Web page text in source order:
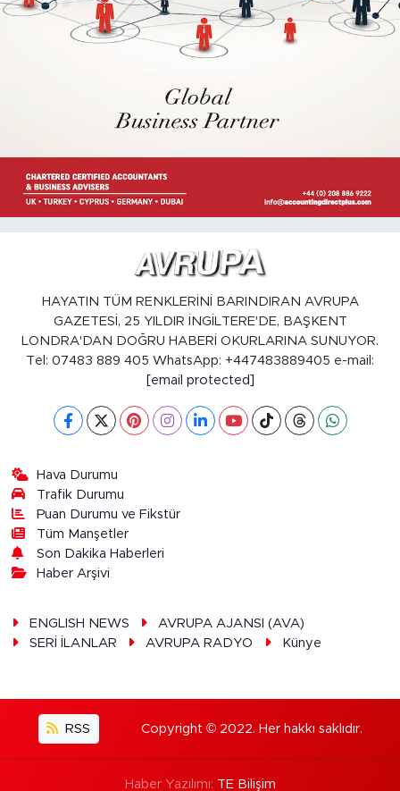
HAYATIN TÜM RENKLERİNİ BARINDIRAN AVRUPA
GAZETESİ, 25 YILDIR İNGİLTERE'DE, BAŞKENT
LONDRA'DAN DOĞRU HABERİ OKURLARINA SUNUYOR.
Tel: 07483 889 405 WhatsApp: +447483889405 e-mail:
[email protected]
Hava Durumu
Trafik Durumu
Puan Durumu ve Fikstür
Tüm Manşetler
Son Dakika Haberleri
Haber Arşivi
ENGLISH NEWS
AVRUPA AJANSI (AVA)
SERİ İLANLAR
AVRUPA RADYO Künye
RSS Copyright © 2022. Her hakkı saklıdır.
Haber Yazılımı: TE Bilişim